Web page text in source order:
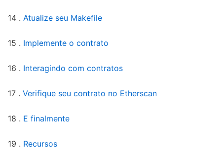
14 . Atualize seu Makefile
15 . Implemente o contrato
16 . Interagindo com contratos
17 . Verifique seu contrato no Etherscan
18 . E finalmente
19 . Recursos